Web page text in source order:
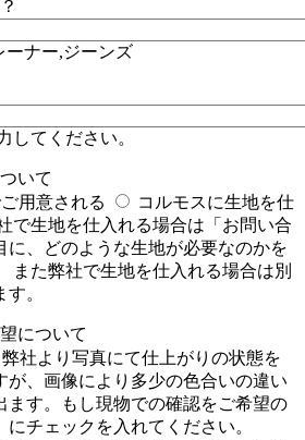
ーナー,ジーンズ
してください。
いて
用意される
コルモスに生地を仕
で生地を仕入れる場合は「お問い合
に、どのような生地が必要なのかを
また弊社で生地を仕入れる場合は別
。
について
弊社より写真にて仕上がりの状態を
が、画像により多少の色合いの違い
ます。もし現物での確認をご希望の
チェックを入れてください。